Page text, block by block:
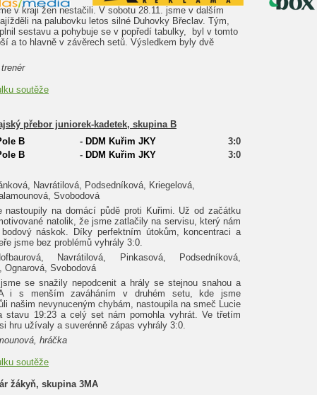
v kraji žen nestačili. V sobotu 28.11. jsme v dalším
na palubovku letos silné Duhovky Břeclav. Tým,
sestavu a pohybuje se v popředí tabulky, byl v tomto
a to hlavně v závěrech setů. Výsledkem byly dvě
soutěže
přebor juniorek-kadetek, skupina B
B - DDM Kuřim JKY
3:0
B - DDM Kuřim JKY 3:0
Navrátilová, Podsedníková, Kriegelová,
Svobodová
nastoupily na domácí půdě proti Kuřimi. Už od začátku
natolik, že jsme zatlačily na servisu, který nám
náskok. Díky perfektním útokům, koncentraci a
jsme bez problémů vyhrály 3:0.
Navrátilová, Pinkasová, Podsedníková,
Ognarová, Svobodová
se snažily nepodcenit a hrály se stejnou snahou a
i s menším zaváháním v druhém setu, kde jsme
našim nevynuceným chybám, nastoupila na smeč Lucie
stavu 19:23 a celý set nám pomohla vyhrát. Ve třetím
hru užívaly a suverénně zápas vyhrály 3:0.
hráčka
soutěže
žákyň, skupina 3MA